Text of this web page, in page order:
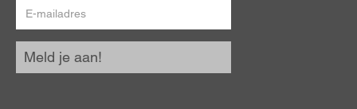
mailadres
Meld je aan!